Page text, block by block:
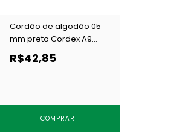
Cordão de algodão 05
mm preto Cordex A9
ESP c/ 50 m
R$42,85
COMPRAR